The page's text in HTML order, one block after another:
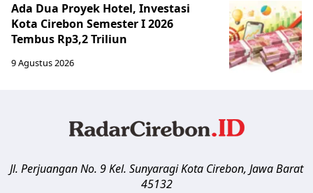
Ada Dua Proyek Hotel, Investasi
Kota Cirebon Semester I 2026
Tembus Rp3,2 Triliun
9 Agustus 2026
Jl. Perjuangan No. 9 Kel. SunyaragiKota Cirebon, Jawa Barat
45132